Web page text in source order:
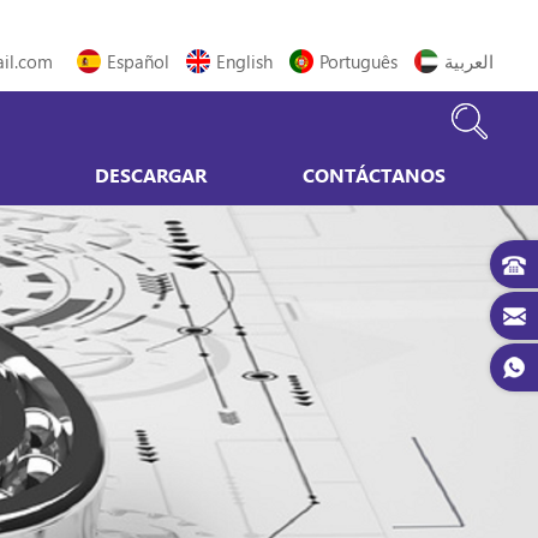
Español
English Português العربية
DESCARGAR CONTÁCTANOS